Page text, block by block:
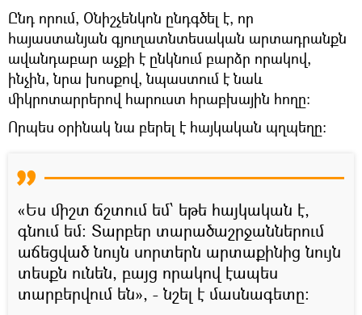
Ընդ որում, Օնիշչենկոն ընդգծել է, որ
հայաստանյան գյուղատնտեսական արտադրանքն
ավանդաբար աչքի է ընկնում բարձր որակով,
ինչին, նրա խոսքով, նպաստում է նաև
միկրոտարրերով հարուստ հրաբխային հողը:
Որպես օրինակ նա բերել է հայկական պղպեղը։
«Ես միշտ ճշտում եմ՝ եթե հայկական է,
գնում եմ։ Տարբեր տարածաշրջաններում
աճեցված նույն սորտերն արտաքինից նույն
տեսքն ունեն, բայց որակով էապես
տարբերվում են», - նշել է մասնագետը։